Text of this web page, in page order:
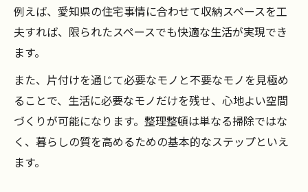
例えば、愛知県の住宅事情に合わせて収納スペースを工
夫すれば、限られたスペースでも快適な生活が実現でき
ます。
また、片付けを通じて必要なモノと不要なモノを見極め
ることで、生活に必要なモノだけを残せ、心地よい空間
づくりが可能になります。整理整頓は単なる掃除ではな
く、暮らしの質を高めるための基本的なステップといえ
ます。